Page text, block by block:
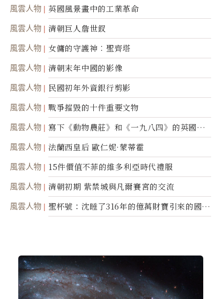
風雲人物 英國風景畫中的工業革命
風雲人物 清朝巨人詹世釵
風雲人物 女傭的守護神︰聖齊塔
風雲人物 清朝末年中國的影像
風雲人物 民國初年外資銀行剪影
風雲人物 戰爭摧毀的十件重要文物
風雲人物
寫下《動物農莊》和《一九八四》的英國作
家喬治．歐威爾
風雲人物 法蘭西皇后 歐仁妮·蒙蒂霍
風雲人物 15件價值不菲的維多利亞時代禮服
風雲人物 清朝初期 紫禁城與凡爾賽宮的交流
風雲人物
聖杯號：沈睡了316年的億萬財寶引來的國際
糾紛